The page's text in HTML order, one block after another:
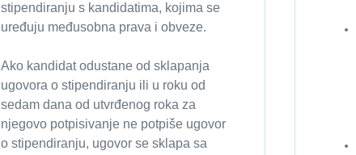
stipendiranju s kandidatima, kojima se
uređuju međusobna prava i obveze.
Ako kandidat odustane od sklapanja
ugovora o stipendiranju ili u roku od
sedam dana od utvrđenog roka za
njegovo potpisivanje ne potpiše ugovor
o stipendiranju, ugovor se sklapa sa